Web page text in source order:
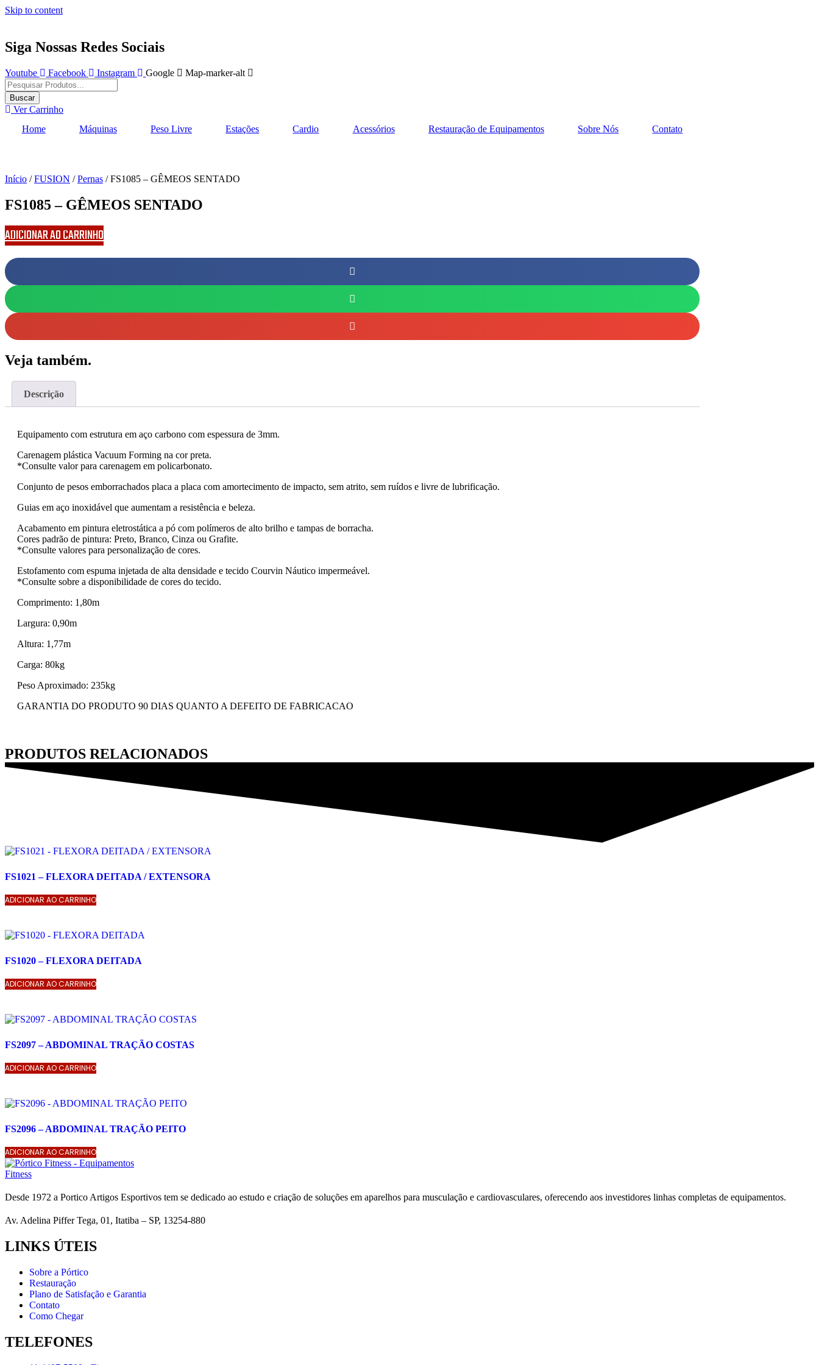
Skip to content
Siga Nossas Redes Sociais
Youtube Facebook Instagram Google
Map-marker-alt
Pesquisar
produtos
Buscar
Ver Carrinho
Home
Máquinas Peso Livre Estações Cardio Acessórios Restauração de Equipamentos Sobre Nós Contato
Início /FUSION /Pernas / FS1085 – GÊMEOS SENTADO
FS1085 – GÊMEOS SENTADO
ADICIONAR AO CARRINHO
Veja também.
Descrição
Equipamento com estrutura em aço carbono com espessura de 3mm.
Carenagem plástica Vacuum Forming na cor preta.
*Consulte valor para carenagem em policarbonato.
Conjunto de pesos emborrachados placa a placa com amortecimento de impacto, sem atrito, sem ruídos e livre de lubrificação.
Guias em aço inoxidável que aumentam a resistência e beleza.
Acabamento em pintura eletrostática a pó com polímeros de alto brilho e tampas de borracha.
Cores padrão de pintura: Preto, Branco, Cinza ou Grafite.
*Consulte valores para personalização de cores.
Estofamento com espuma injetada de alta densidade e tecido Courvin Náutico impermeável.
*Consulte sobre a disponibilidade de cores do tecido.
Comprimento: 1,80m
Largura: 0,90m
Altura: 1,77m
Carga: 80kg
Peso Aproximado: 235kg
GARANTIA DO PRODUTO 90 DIAS QUANTO A DEFEITO DE FABRICACAO
PRODUTOS RELACIONADOS
FS1021 – FLEXORA DEITADA / EXTENSORA
ADICIONAR AO CARRINHO
FS1020 – FLEXORA DEITADA
ADICIONAR AO CARRINHO
FS2097 – ABDOMINAL TRAÇÃO COSTAS
ADICIONAR AO CARRINHO
FS2096 – ABDOMINAL TRAÇÃO PEITO
ADICIONAR AO CARRINHO
Desde 1972 a Portico Artigos Esportivos tem se dedicado ao estudo e criação de soluções em aparelhos para musculação e cardiovasculares, oferecendo aos investidores linhas completas de equipamentos.
Av. Adelina Piffer Tega, 01, Itatiba – SP, 13254-880
LINKS ÚTEIS
Sobre a Pórtico
Restauração
Plano de Satisfação e Garantia
Contato
Como Chegar
TELEFONES